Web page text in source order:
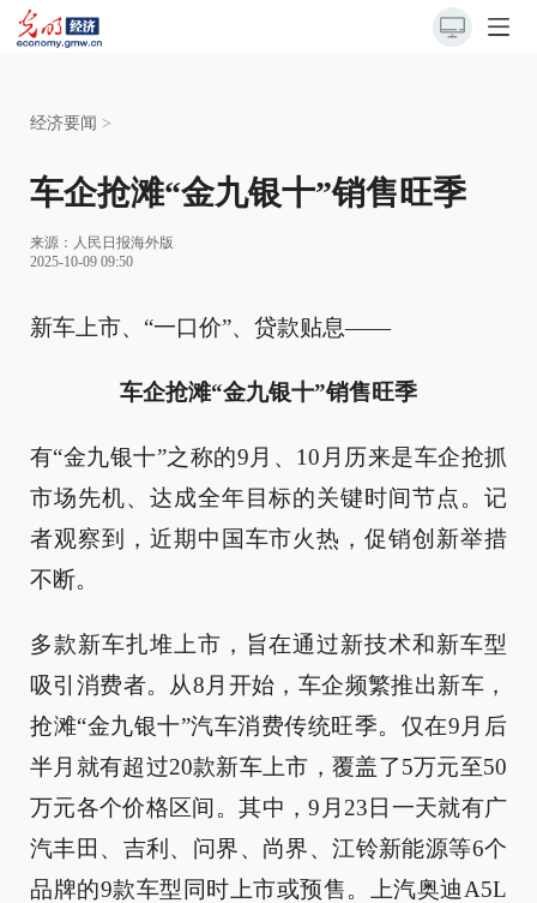
经济要闻 >
车企抢滩“金九银十”销售旺季
来源： 人民日报海外版
2025-10-09 09:50
新车上市、“一口价”、贷款贴息——
车企抢滩“金九银十”销售旺季
有“金九银十”之称的9月、10月历来是车企抢抓
市场先机、达成全年目标的关键时间节点。记
者观察到，近期中国车市火热，促销创新举措
不断。
多款新车扎堆上市，旨在通过新技术和新车型
吸引消费者。从8月开始，车企频繁推出新车，
抢滩“金九银十”汽车消费传统旺季。仅在9月后
半月就有超过20款新车上市，覆盖了5万元至50
万元各个价格区间。其中，9月23日一天就有广
汽丰田、吉利、问界、尚界、江铃新能源等6个
品牌的9款车型同时上市或预售。上汽奥迪A5L